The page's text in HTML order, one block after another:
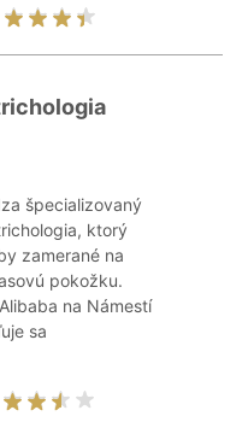
špecializovaný
ktorý
zamerané na
pokožku.
na Námestí
sa